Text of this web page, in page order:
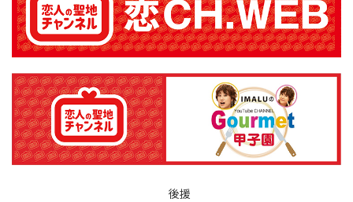
後援